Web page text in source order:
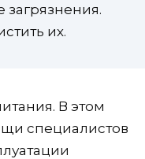
загрязнения.
их.
В этом
специалистов